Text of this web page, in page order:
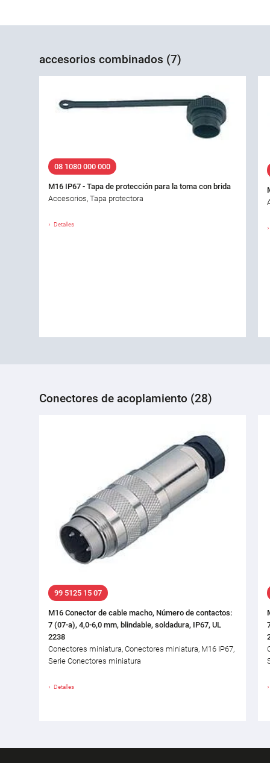
accesorios combinados (7)
08 1080 000 000
M16 IP67 - Tapa de protección para la toma con brida
Accesorios, Tapa protectora
Detalles
Conectores de acoplamiento (28)
99 5125 15 07
M16 Conector de cable macho, Número de contactos:
7 (07-a), 4,0-6,0 mm, blindable, soldadura, IP67, UL
2238
Conectores miniatura, Conectores miniatura, M16 IP67,
Serie Conectores miniatura
Detalles